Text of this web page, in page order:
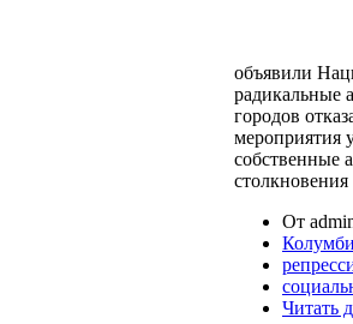
объявили
радикальные
городов
мероприятия
собственные
От
Читать